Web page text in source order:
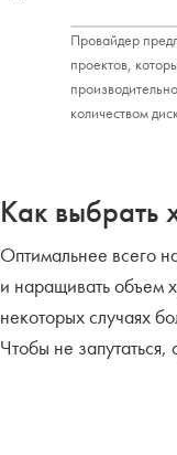
Провайдер
проектов,
количеством
Как выбрать
Оптимальнее всего
и наращивать объем
некоторых случаях
Чтобы не